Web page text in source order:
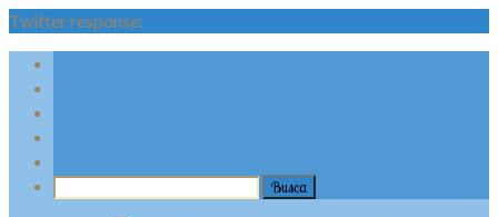
Twitter response: